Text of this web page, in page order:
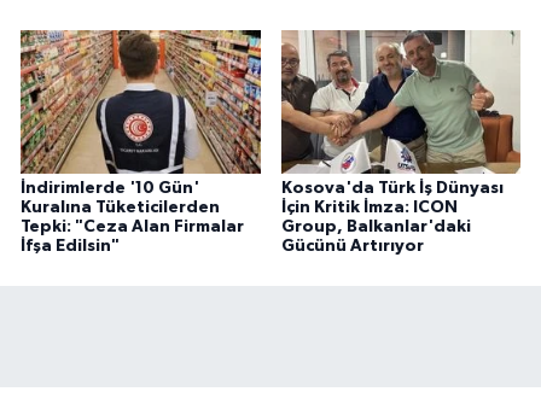
İndirimlerde '10 Gün'
Kuralına Tüketicilerden
Tepki: "Ceza Alan Firmalar
İfşa Edilsin"
Kosova'da Türk İş Dünyası
İçin Kritik İmza: ICON
Group, Balkanlar'daki
Gücünü Artırıyor